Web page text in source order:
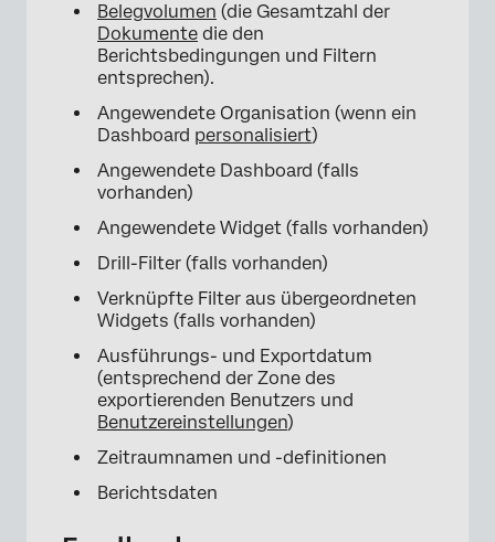
Belegvolumen (die Gesamtzahl der
Dokumente die den
Berichtsbedingungen und Filtern
entsprechen).
Angewendete Organisation (wenn ein
Dashboard personalisiert)
Angewendete Dashboard (falls
vorhanden)
Angewendete Widget (falls vorhanden)
Drill-Filter (falls vorhanden)
Verknüpfte Filter aus übergeordneten
Widgets (falls vorhanden)
Ausführungs- und Exportdatum
(entsprechend der Zone des
exportierenden Benutzers und
Benutzereinstellungen)
Zeitraumnamen und -definitionen
Berichtsdaten